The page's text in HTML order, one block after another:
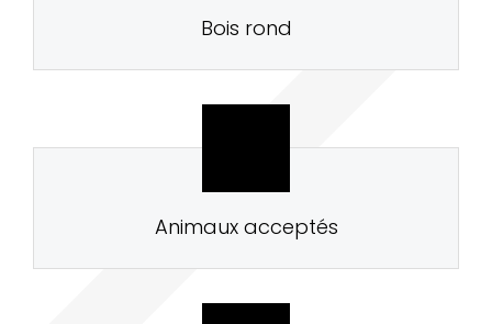
Bois rond
Animaux acceptés